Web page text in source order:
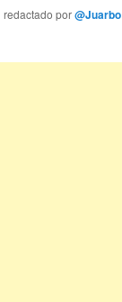
redactado por@Juarbo